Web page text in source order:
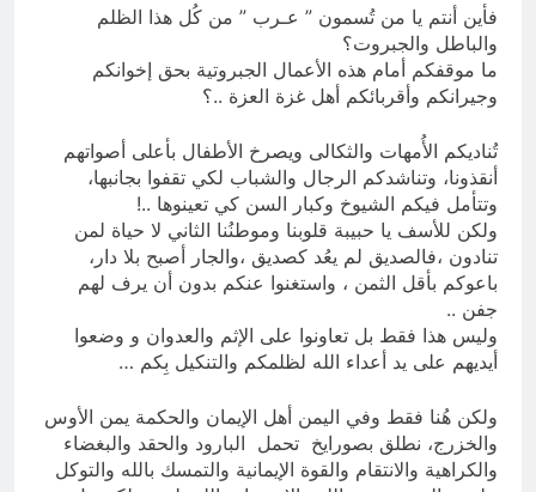
فأين أنتم يا من تُسمون ” عـرب ” من كُل هذا الظلم
والباطل والجبروت؟
ما موقفكم أمام هذه الأعمال الجبروتية بحق إخوانكم
وجيرانكم وأقربائكم أهل غزة العزة ..؟
تُناديكم الأُمهات والثكالى ويصرخ الأطفال بأعلى أصواتهم
أنقذونا، وتناشدكم الرجال والشباب لكي تقفوا بجانبها،
وتتأمل فيكم الشيوخ وكبار السن كي تعينوها ..!
ولكن للأسف يا حبيبة قلوبنا وموطنُنا الثاني لا حياة لمن
تنادون ،فالصديق لم يعُد كصديق ،والجار أصبح بلا دار،
باعوكم بأقل الثمن ، واستغنوا عنكم بدون أن يرف لهم
جفن ..
وليس هذا فقط بل تعاونوا على الإثم والعدوان و وضعوا
أيديهم على يد أعداء الله لظلمكم والتنكيل بِكم …
ولكن هُنا فقط وفي اليمن أهل الإيمان والحكمة يمن الأوس
والخزرج، نطلق بصورايخ تحمل البارود والحقد والبغضاء
والكراهية والانتقام والقوة الإيمانية والتمسك بالله والتوكل